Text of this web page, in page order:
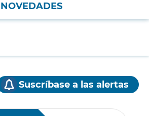
NOVEDADES
Suscríbase a las alertas